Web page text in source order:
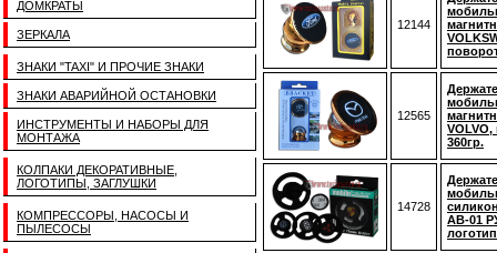
ДОМКРАТЫ
ЗЕРКАЛА
ЗНАКИ "TAXI" И ПРОЧИЕ ЗНАКИ
ЗНАКИ АВАРИЙНОЙ ОСТАНОВКИ
ИНСТРУМЕНТЫ И НАБОРЫ ДЛЯ
МОНТАЖА
КОЛПАКИ ДЕКОРАТИВНЫЕ,
ЛОГОТИПЫ, ЗАГЛУШКИ
КОМПРЕССОРЫ, НАСОСЫ И
ПЫЛЕСОСЫ
12144
12565
360гр.
14728
AB-01